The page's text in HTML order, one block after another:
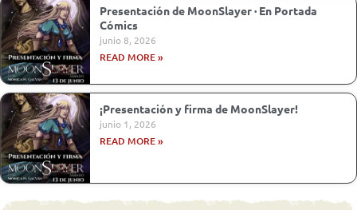
Presentación de MoonSlayer · En Portada
Cómics
junio 8, 2026
READ MORE »
¡Presentación y firma de MoonSlayer!
junio 1, 2026
READ MORE »